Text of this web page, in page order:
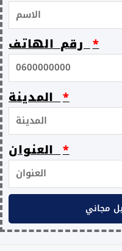
رقم الهاتف
المدينة
العنوان
مجاني